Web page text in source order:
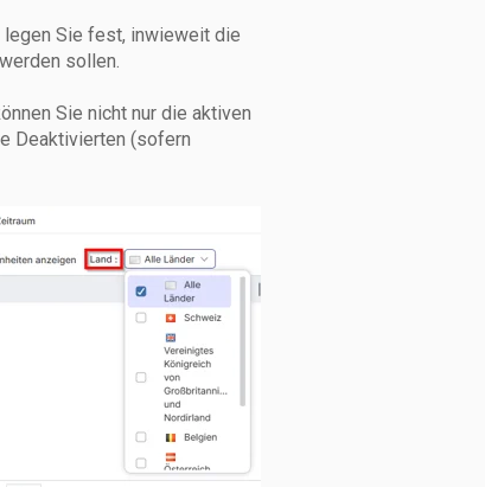
legen Sie fest, inwieweit die
sollen.
Sie nicht nur die aktiven
Deaktivierten (sofern